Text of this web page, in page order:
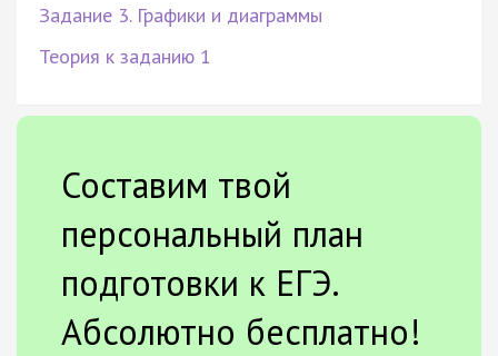
Задание 3. Графики и диаграммы
Теория к заданию 1
Составим твой
персональный план
подготовки к ЕГЭ.
Абсолютно бесплатно!